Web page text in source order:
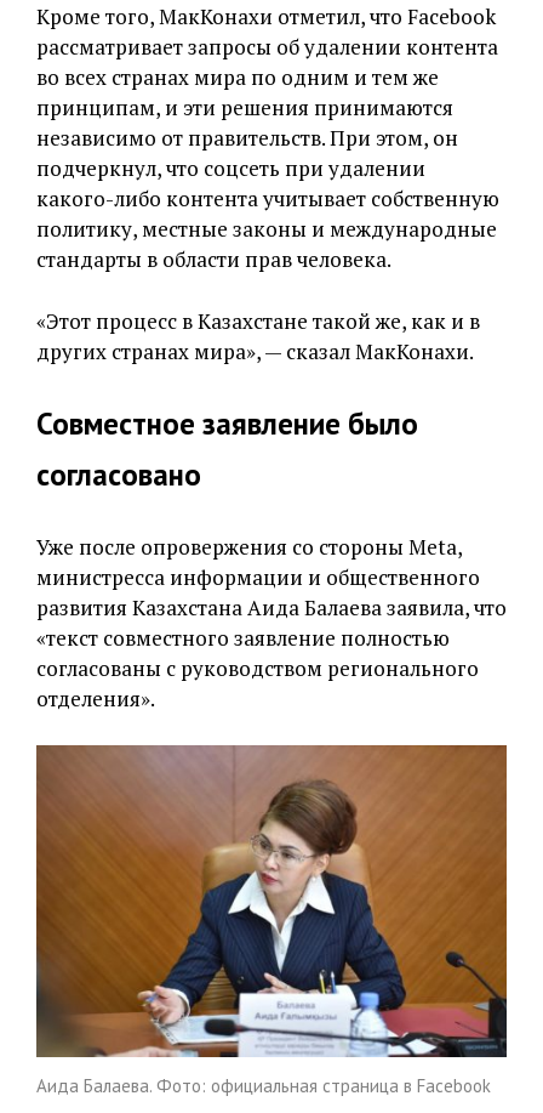
Кроме того, МакКонахи отметил, что Facebook
рассматривает запросы об удалении контента
во всех странах мира по одним и тем же
принципам, и эти решения принимаются
независимо от правительств. При этом, он
подчеркнул, что соцсеть при удалении
какого-либо контента учитывает собственную
политику, местные законы и международные
стандарты в области прав человека.
«Этот процесс в Казахстане такой же, как и в
других странах мира», — сказал МакКонахи.
Совместное заявление было
согласовано
Уже после опровержения со стороны Meta,
министресса информации и общественного
развития Казахстана Аида Балаева заявила, что
«текст совместного заявление полностью
согласованы с руководством регионального
отделения».
Аида Балаева. Фото: официальная страница в Facebook